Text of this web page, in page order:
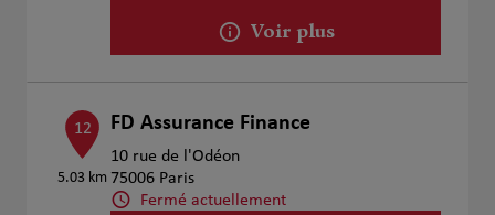
Voir plus
12
5.03 km
FD Assurance Finance
10 rue de l'Odéon
75006 Paris
Fermé actuellement